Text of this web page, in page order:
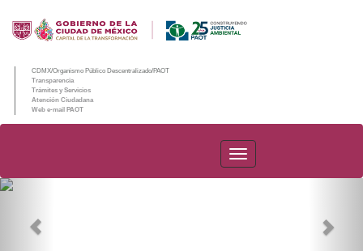
CDMX/Organismo Público Descentralizado/PAOT
Transparencia
Trámites y Servicios
Atención Ciudadana
Web e-mail PAOT
PAOT